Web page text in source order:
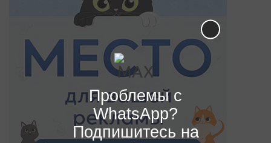
Проблемы с
WhatsApp?
Подпишитесь на